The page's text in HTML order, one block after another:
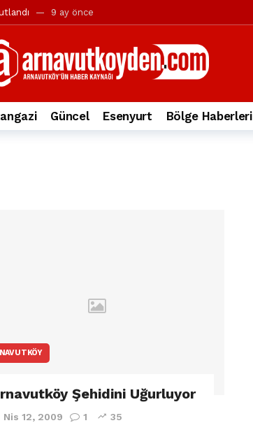
9 ay önce
Candaroğlu’na yönelik suçlamalar 10 ay önce
1 yıl önce
alev yandı. 2 yıl önce
gösterisi düzenledi 2 yıl önce
coşkuyla gerçekleşti
devrildi
öldü
Güncel Esenyurt Bölge Haberleri
Şehidini Uğurluyor
Nis 12, 2009 1 35